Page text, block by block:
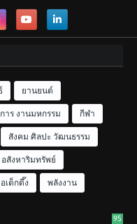
ยานยนต์
าร งานมหกรรม กีฬา
สังคม ศิลปะ วัฒนธรรม
อสังหาริมทรัพย์
เต็กตึ๊ง พลังงาน
95